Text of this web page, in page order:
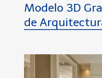
Modelo 3D
de